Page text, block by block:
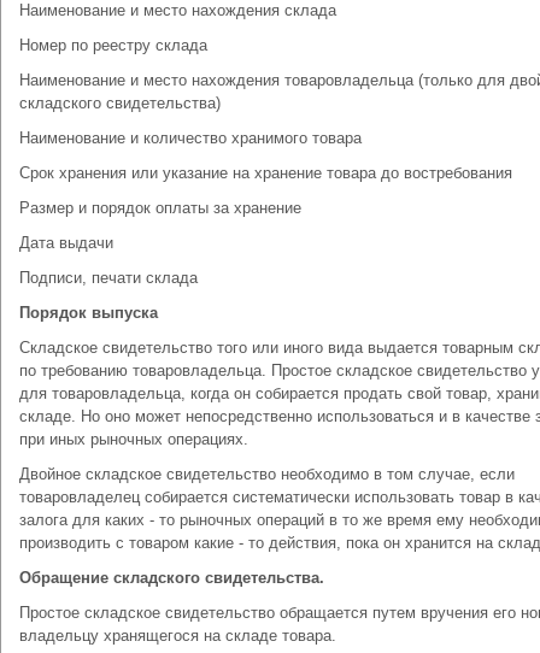
Наименование и место нахождения склада
Номер по реестру склада
Наименование и место нахождения товаровладельца (только для
складского свидетельства)
Наименование и количество хранимого товара
Срок хранения или указание на хранение товара до востребования
Размер и порядок оплаты за хранение
Дата выдачи
Подписи, печати склада
Порядок выпуска
Складское свидетельство того или иного вида выдается товарным
по требованию товаровладельца. Простое складское свидетельство
для товаровладельца, когда он собирается продать свой товар,
складе. Но оно может непосредственно использоваться и в качестве
при иных рыночных операциях.
Двойное складское свидетельство необходимо в том случае, если
товаровладелец собирается систематически использовать товар в
залога для каких - то рыночных операций в то же время ему
производить с товаром какие - то действия, пока он хранится на
Обращение складского свидетельства.
Простое складское свидетельство обращается путем вручения его
владельцу хранящегося на складе товара.